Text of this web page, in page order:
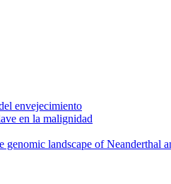
envejecimiento
en la malignidad
genomic landscape of Neanderthal